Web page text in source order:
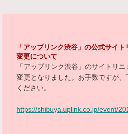
「アップリンク渋谷」の公式サイ
変更について
「アップリンク渋谷」のサイトリ
変更となりました。お手数ですが
ください。
https://shibuya.uplink.co.jp/event/